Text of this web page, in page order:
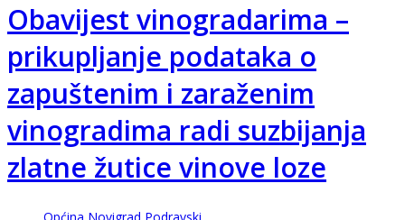
Obavijest vinogradarima –
prikupljanje podataka o
zapuštenim i zaraženim
vinogradima radi suzbijanja
zlatne žutice vinove loze